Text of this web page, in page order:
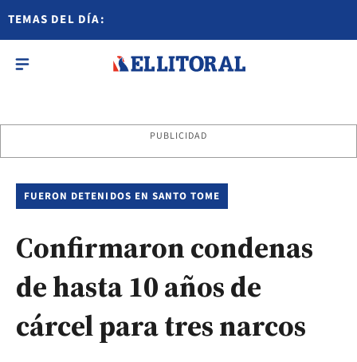
TEMAS DEL DÍA:
PUBLICIDAD
FUERON DETENIDOS EN SANTO TOME
Confirmaron condenas
de hasta 10 años de
cárcel para tres narcos